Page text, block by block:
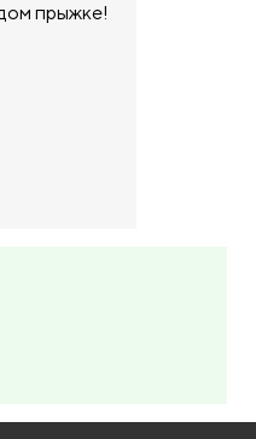
прыжке!